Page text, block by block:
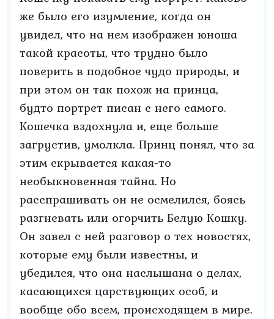
же было его изумление, когда он
увидел, что на нем изображен юноша
такой красоты, что трудно было
поверить в подобное чудо природы, и
при этом он так похож на принца,
будто портрет писан с него самого.
Кошечка вздохнула и, еще больше
загрустив, умолкла. Принц понял, что за
этим скрывается какая-то
необыкновенная тайна. Но
расспрашивать он не осмелился, боясь
разгневать или огорчить Белую Кошку.
Он завел с ней разговор о тех новостях,
которые ему были известны, и
убедился, что она наслышана о делах,
касающихся царствующих особ, и
вообще обо всем, происходящем в мире.